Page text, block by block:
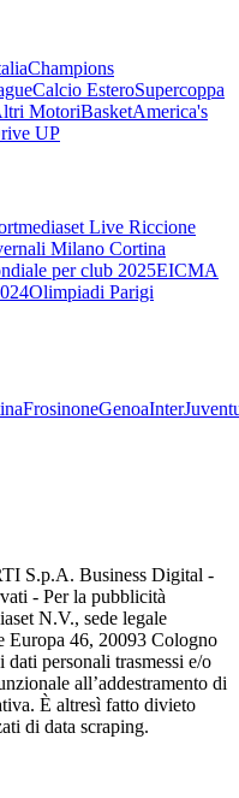
Champions
Calcio EsteroSupercoppa
MotoriBasketAmerica's
UP
Live Riccione
Milano Cortina
per club 2025EICMA
Olimpiadi Parigi
FrosinoneGenoaInter
S.p.A. Business Digital -
- Per la pubblicità
N.V., sede legale
Europa 46, 20093 Cologno
personali trasmessi e/o
all’addestramento di
È altresì fatto divieto
di data scraping.